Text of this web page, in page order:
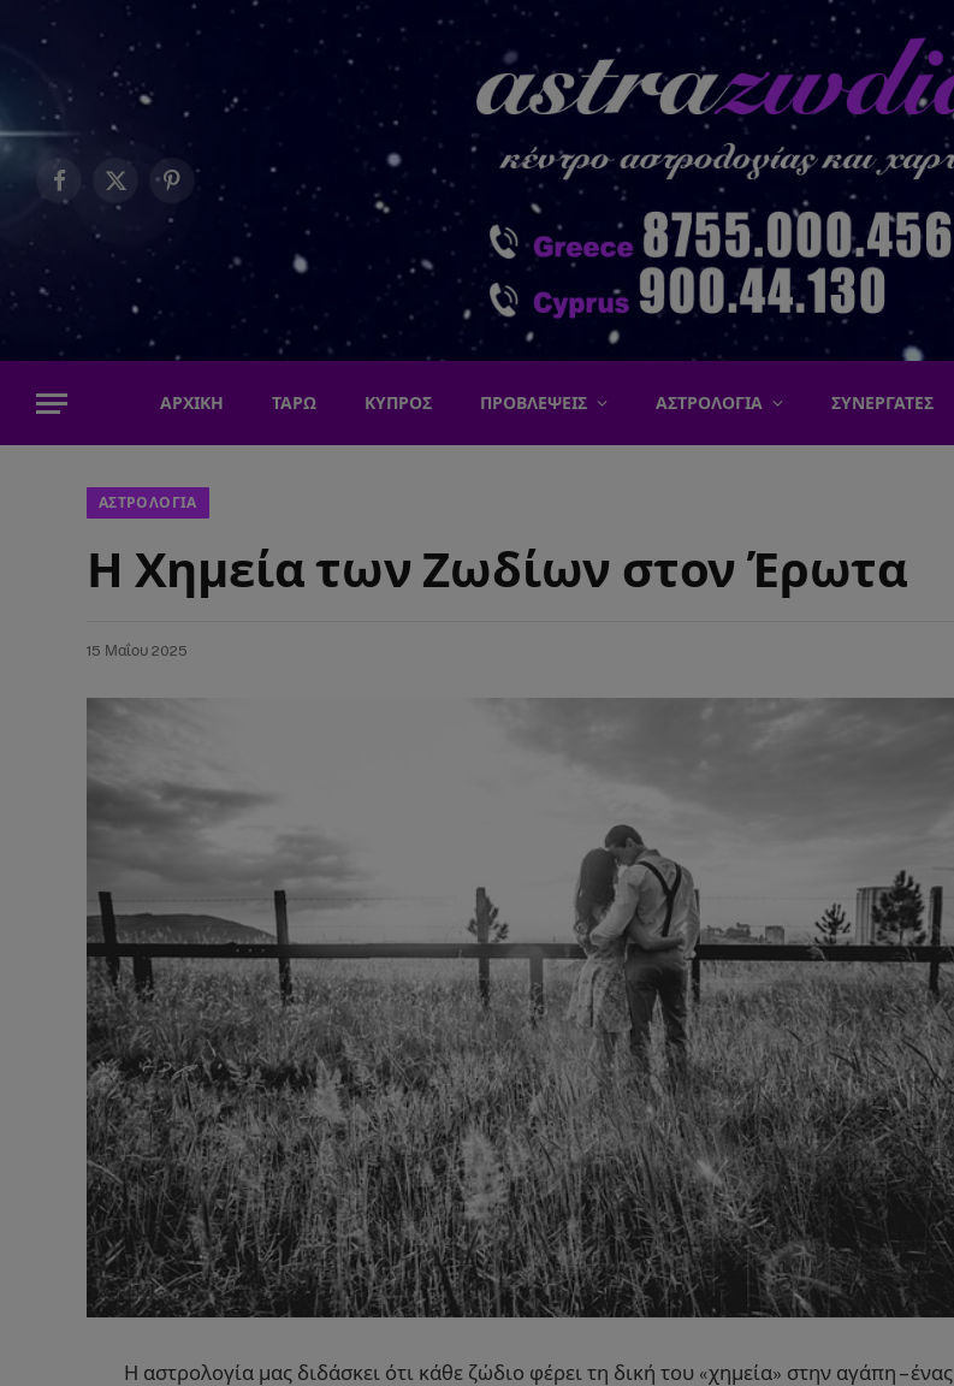
Facebook
X
(Twitter)
Pinterest
ΑΡΧΙΚΗ ΤΑΡΩ ΚΥΠΡΟΣ ΠΡΟΒΛΕΨΕΙΣ ΑΣΤΡΟΛΟΓΙΑ ΣΥΝΕΡΓΑΤΕΣ
ΑΣΤΡΟΛΟΓΙΑ
Η Χημεία των Ζωδίων στον Έρωτα
15 Μαΐου 2025
Η αστρολογία μας διδάσκει ότι κάθε ζώδιο φέρει τη δική του «χημεία» στην αγάπη – ένας